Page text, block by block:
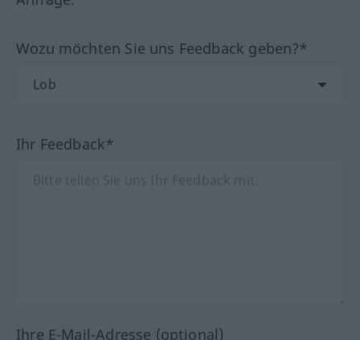
Wozu möchten Sie uns Feedback geben?*
Ihr Feedback*
Ihre E-Mail-Adresse (optional)